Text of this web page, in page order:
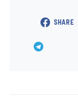
SHARE